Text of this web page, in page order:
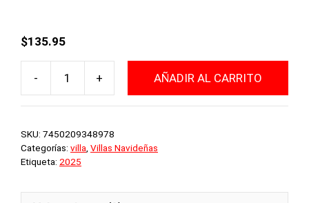
$135.95
-
ESCENA
NAV
C/MUSC/MOV
26.5X18.5X20CM
+ AÑADIR AL CARRITO
SKU: 7450209348978
Categorías: villa Villas Navideñas
Etiqueta: 2025